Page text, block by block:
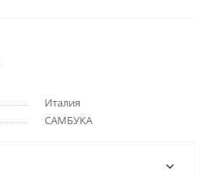
Италия
САМБУКА